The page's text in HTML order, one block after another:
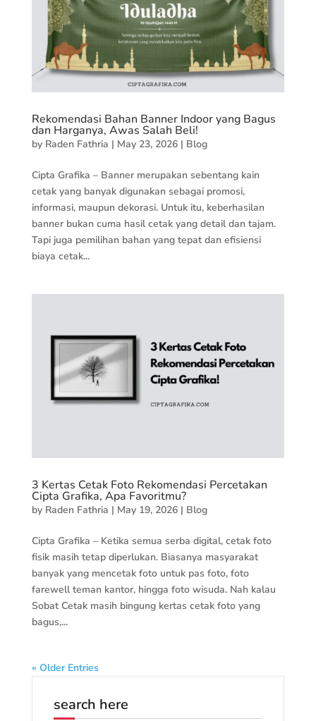
Rekomendasi Bahan Banner Indoor yang Bagus
dan Harganya, Awas Salah Beli!
by Raden Fathria | May 23, 2026| Blog
Cipta Grafika – Banner merupakan sebentang kain
cetak yang banyak digunakan sebagai promosi,
informasi, maupun dekorasi. Untuk itu, keberhasilan
banner bukan cuma hasil cetak yang detail dan tajam.
Tapi juga pemilihan bahan yang tepat dan efisiensi
biaya cetak...
3 Kertas Cetak Foto Rekomendasi Percetakan
Cipta Grafika, Apa Favoritmu?
by Raden Fathria | May 19, 2026| Blog
Cipta Grafika – Ketika semua serba digital, cetak foto
fisik masih tetap diperlukan. Biasanya masyarakat
banyak yang mencetak foto untuk pas foto, foto
farewell teman kantor, hingga foto wisuda. Nah kalau
Sobat Cetak masih bingung kertas cetak foto yang
bagus,...
« Older Entries
search here